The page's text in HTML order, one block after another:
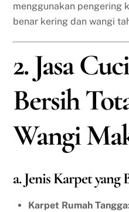
menggunakan pengering
benar kering dan wangi
2. Jasa
Bersih
Wangi
a. Jenis Karpet yang
Karpet Rumah